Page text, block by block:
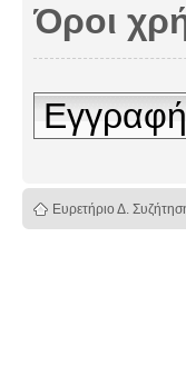
Όροι
Εγγραφή
Ευρετήριο Δ.